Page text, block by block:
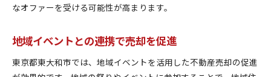
なオファーを受ける可能性が高まります。
地域イベントとの連携で売却を促進
東京都東大和市では、地域イベントを活用した不動産売却の促進